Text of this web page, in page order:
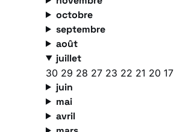
octobre
septembre
août
juillet
30 29 28 27 23 22 21 20 17
juin
mai
avril